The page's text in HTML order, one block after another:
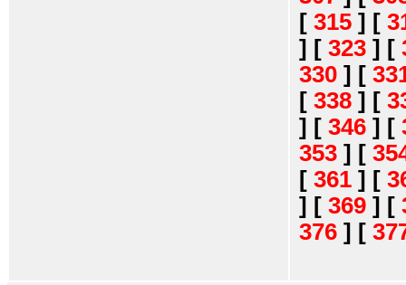
[ 315 ] [
] [ 323 ] [
330 ] [
[ 338 ] [
] [ 346 ] [
353 ] [
[ 361 ] [
] [ 369 ] [
376 ] [